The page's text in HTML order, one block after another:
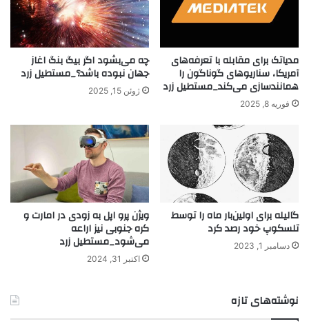
مدیاتک برای مقابله با تعرفه‌های
آمریکا، سناریوهای گوناگون را
همانند‌سازی می‌کند_مستطیل زرد
فوریه 8, 2025
چه می‌بشود اگر بیگ بنگ اغاز
جهان نبوده باشد؟_مستطیل زرد
ژوئن 15, 2025
گالیله برای اولین‌بار ماه را توسط
تلسکوپ خود رصد کرد
دسامبر 1, 2023
ویژن پرو اپل به زودی در امارت و
کره جنوبی نیز اراعه
می‌شود_مستطیل زرد
اکتبر 31, 2024
نوشته‌های تازه